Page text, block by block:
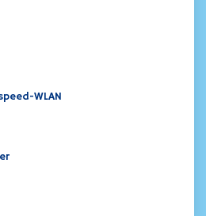
WLAN